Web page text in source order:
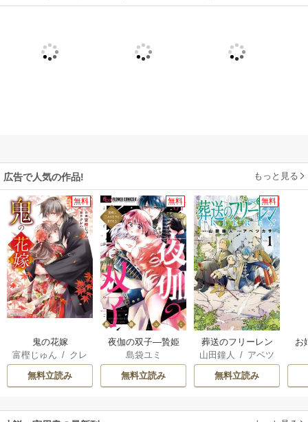
広告で人気の作品! もっと見る
無料
鬼の花嫁
富樫じゅん / クレ
ハ
無料立読み
無料
夜伽の双子―贄姫
は二人の王子に愛
される―
島袋ユミ
無料立読み
無料
葬送のフリーレン
山田鐘人 / アベツ
カサ
無料立読み
お